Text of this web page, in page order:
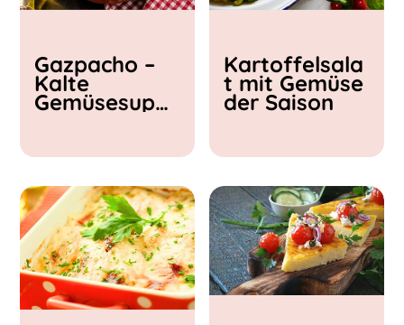
< 15 min
15 - 30 min
30 - 60 min
Gazpacho –
Kalte
Gemüsesupp
Kartoffelsala
t mit Gemüse
der Saison